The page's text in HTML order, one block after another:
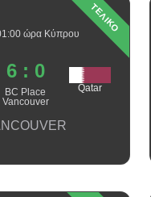
ΤΕΛΙΚΟ
ώρα Κύπρου
6 : 0
BC Place
Vancouver
Qatar